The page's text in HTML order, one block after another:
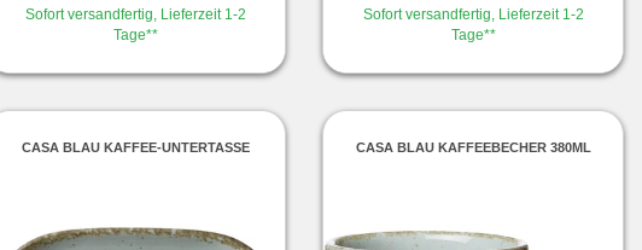
Sofort versandfertig, Lieferzeit 1-2
Tage**
Sofort versandfertig, Lieferzeit 1-2
Tage**
CASA BLAU KAFFEE-UNTERTASSE CASA BLAU KAFFEEBECHER 380ML